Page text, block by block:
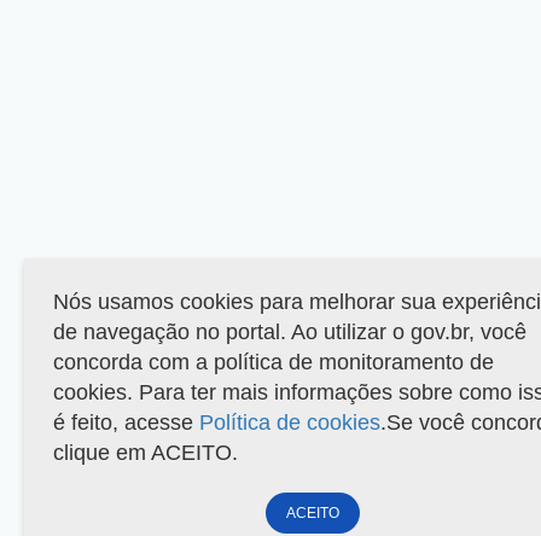
Nós usamos cookies para melhorar sua
de navegação no portal. Ao utilizar o gov.br, você
concorda com a política de monitoramento de
cookies. Para ter mais informações sobre como
é feito, acesse Política de cookies.Se você
clique em ACEITO.
ACEITO